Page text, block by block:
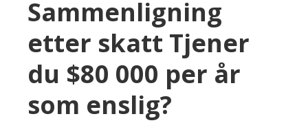
Sammenligning
etter skatt Tjener
du $80 000 per år
som enslig?